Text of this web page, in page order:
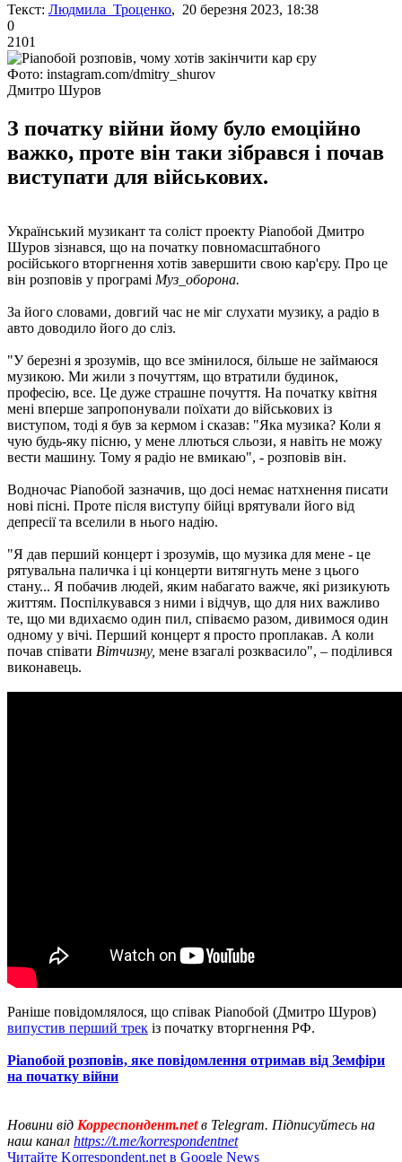
Текст: Людмила Троценко, 20 березня 2023, 18:38
0
2101
Фото: instagram.com/dmitry_shurov
Дмитро Шуров
З початку війни йому було емоційно
важко, проте він таки зібрався і почав
виступати для військових.
Український музикант та соліст проекту Pianoбой Дмитро
Шуров зізнався, що на початку повномасштабного
російського вторгнення хотів завершити свою кар'єру. Про це
він розповів у програмі Муз_оборона.
За його словами, довгий час не міг слухати музику, а радіо в
авто доводило його до сліз.
"У березні я зрозумів, що все змінилося, більше не займаюся
музикою. Ми жили з почуттям, що втратили будинок,
професію, все. Це дуже страшне почуття. На початку квітня
мені вперше запропонували поїхати до військових із
виступом, тоді я був за кермом і сказав: "Яка музика? Коли я
чую будь-яку пісню, у мене ллються сльози, я навіть не можу
вести машину. Тому я радіо не вмикаю", - розповів він.
Водночас Pianoбой зазначив, що досі немає натхнення писати
нові пісні. Проте після виступу бійці врятували його від
депресії та вселили в нього надію.
"Я дав перший концерт і зрозумів, що музика для мене - це
рятувальна паличка і ці концерти витягнуть мене з цього
стану... Я побачив людей, яким набагато важче, які ризикують
життям. Поспілкувався з ними і відчув, що для них важливо
те, що ми вдихаємо один пил, співаємо разом, дивимося один
одному у вічі. Перший концерт я просто проплакав. А коли
почав співати Вітчизну, мене взагалі розквасило", – поділився
виконавець.
Раніше повідомлялося, що співак Pianoбой (Дмитро Шуров)
випустив перший трек із початку вторгнення РФ.
Pianoбой розповів, яке повідомлення отримав від Земфіри
на початку війни
Новини від Корреспондент.netв Telegram. Підписуйтесь на
наш канал https://t.me/korrespondentnet
Читайте Korrespondent.net в Google News